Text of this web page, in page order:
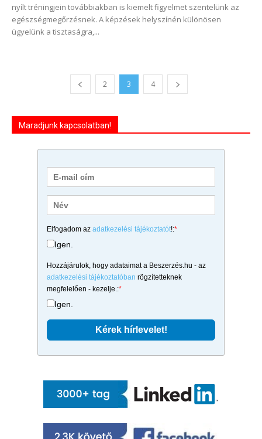
nyílt tréningjein továbbiakban is kiemelt figyelmet szentelünk az
egészségmegőrzésnek. A képzések helyszínén különösen
ügyelünk a tisztaságra,...
2 3 4
Maradjunk kapcsolatban!
Elfogadom az adatkezelési tájékoztatót!:*
Igen.
Hozzájárulok, hogy adataimat a Beszerzés.hu - az
adatkezelési tájékoztatóban rögzítetteknek
megfelelően - kezelje.:*
Igen.